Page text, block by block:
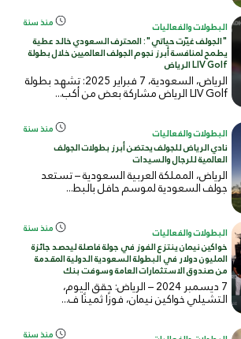
البطولات والفعاليات منذ سنة
"الجولف غيّرت حياتي": المحترف السعودي خالد عطية
يطمح لمنافسة أبرز نجوم الجولف العالميين خلال بطولة
LIV Golf الرياض
الرياض، السعودية، 7 فبراير 2025: تشهد بطولة
LIV Golf الرياض مشاركة بعض من أكب...
البطولات والفعاليات منذ سنة
نادي الرياض للجولف يحتضن أبرز بطولات الجولف
العالمية للرجال والسيدات
الرياض، المملكة العربية السعودية – تستعد
جولف السعودية لموسم حافل بالبط...
البطولات والفعاليات منذ سنة
خواكين نيمان ينتزع الفوز في جولة فاصلة ليحصد جائزة
المليون دولار في البطولة السعودية الدولية المقدمة
من صندوق الاستثمارات العامة وسوفت بنك
7 ديسمبر 2024 – الرياض: حقق اليوم،
التشيلي خواكين نيمان، فوزًا ثمينًا ف...
منذ سنة